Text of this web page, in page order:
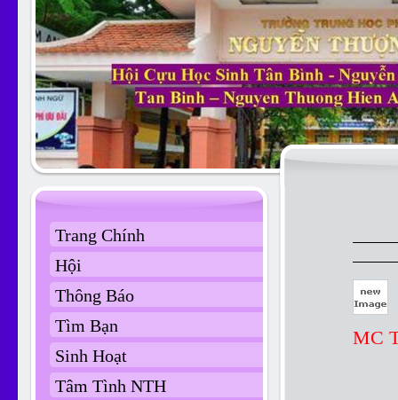
MC
Trang Chính
Hội
Thông Báo
Tìm Bạn
Sinh Hoạt
Tâm Tình NTH